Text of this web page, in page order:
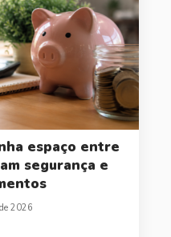
espaço entre
segurança e
2026